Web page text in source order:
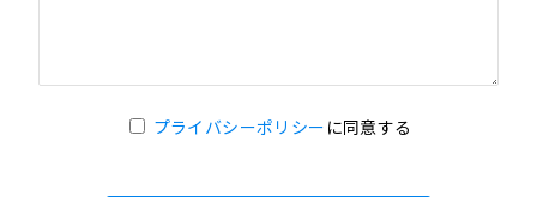
プライバシーポリシー に同意する